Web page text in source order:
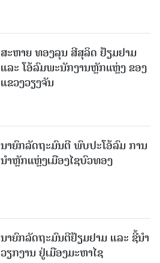
ສະຫາຍ ທອງລຸນ ສີສຸລິດ ຢ້ຽມຢາມ
ແລະ ໂອ້ລົມພະນັກງານຫຼັກແຫຼ່ງ ຂອງ
ແຂວງວຽງຈັນ
ນາຍົກລັດຖະມົນຕີ ພົບປະໂອ້ລົມ ການ
ນຳຫຼັກແຫຼ່ງເມືອງໄຊບົວທອງ
ນາຍົກລັດຖະມົນຕີຢ້ຽມຢາມ ແລະ ຊີ້ນຳ
ວຽກງານ ຢູ່ເມືອງມະຫາໄຊ